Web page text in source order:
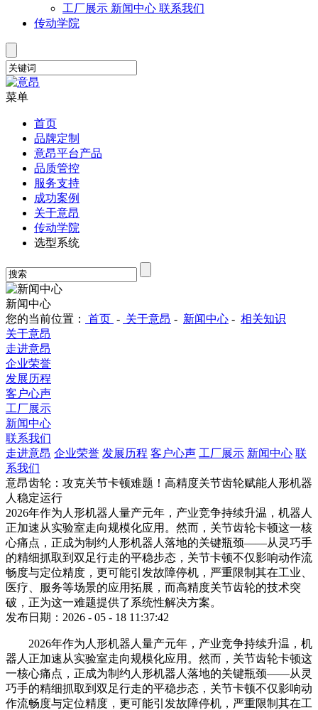
工厂展示 新闻中心 联系我们
传动学院
菜单
首页
品牌定制
意昂平台产品
品质管控
服务支持
成功案例
关于意昂
传动学院
选型系统
新闻中心
您的当前位置：
首页 - 关于意昂 - 新闻中心 - 相关知识
关于意昂
走进意昂
企业荣誉
发展历程
客户心声
工厂展示
新闻中心
联系我们
走进意昂 企业荣誉 发展历程 客户心声 工厂展示 新闻中心 联
系我们
意昂齿轮：攻克关节卡顿难题！高精度关节齿轮赋能人形机器
人稳定运行
2026年作为人形机器人量产元年，产业竞争持续升温，机器人
正加速从实验室走向规模化应用。然而，关节齿轮卡顿这一核
心痛点，正成为制约人形机器人落地的关键瓶颈——从灵巧手
的精细抓取到双足行走的平稳步态，关节卡顿不仅影响动作流
畅度与定位精度，更可能引发故障停机，严重限制其在工业、
医疗、服务等场景的应用拓展，而高精度关节齿轮的技术突
破，正为这一难题提供了系统性解决方案。
发布日期：2026 - 05 - 18 11:37:42
2026年作为人形机器人量产元年，产业竞争持续升温，机
器人正加速从实验室走向规模化应用。然而，关节齿轮卡顿这
一核心痛点，正成为制约人形机器人落地的关键瓶颈——从灵
巧手的精细抓取到双足行走的平稳步态，关节卡顿不仅影响动
作流畅度与定位精度，更可能引发故障停机，严重限制其在工